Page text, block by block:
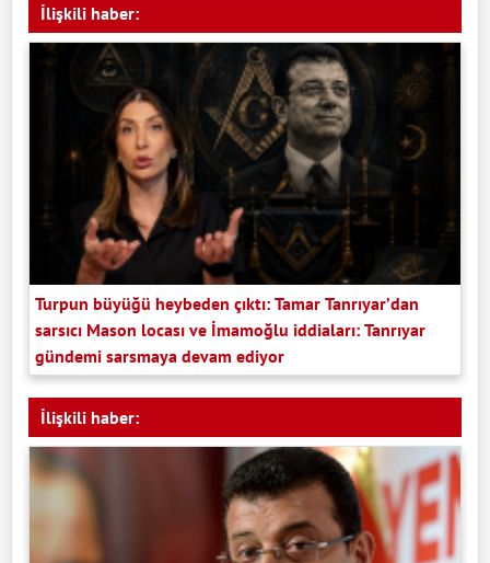
İlişkili haber:
Turpun büyüğü heybeden çıktı: Tamar Tanrıyar’dan
sarsıcı Mason locası ve İmamoğlu iddiaları: Tanrıyar
gündemi sarsmaya devam ediyor
İlişkili haber: